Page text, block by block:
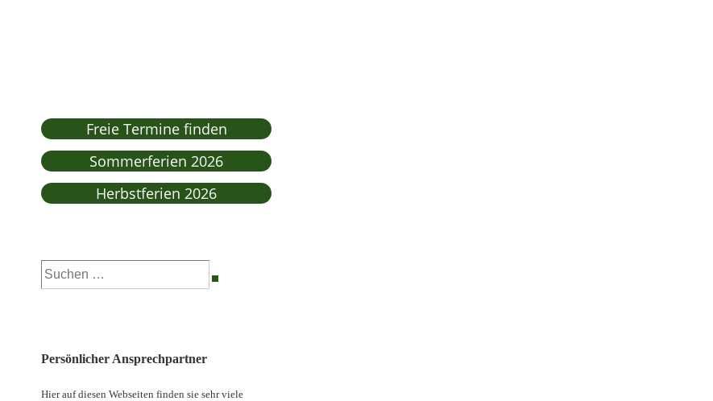
Freie Termine finden
Sommerferien 2026
Herbstferien 2026
Suchen
nach:
Persönlicher Ansprechpartner
Hier auf diesen Webseiten finden sie sehr viele